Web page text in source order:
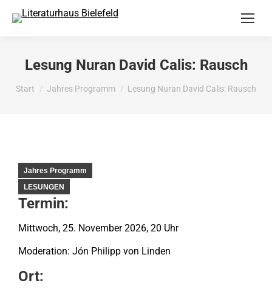
Lesung Nuran David Calis: Rausch
Sie befinden sich hier:
Start Jahres Programm Lesung Nuran David Calis: Rausch
Jahres Programm
LESUNGEN
Termin:
Mittwoch, 25. November 2026, 20 Uhr
Moderation: Jón Philipp von Linden
Ort: